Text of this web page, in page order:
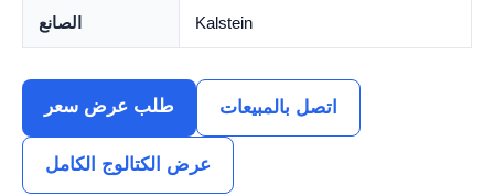
الصانع Kalstein
طلب عرض سعر اتصل بالمبيعات
عرض الكتالوج الكامل